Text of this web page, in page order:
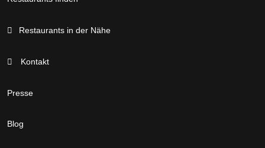
Restaurants in der Nähe
Kontakt
Presse
Blog